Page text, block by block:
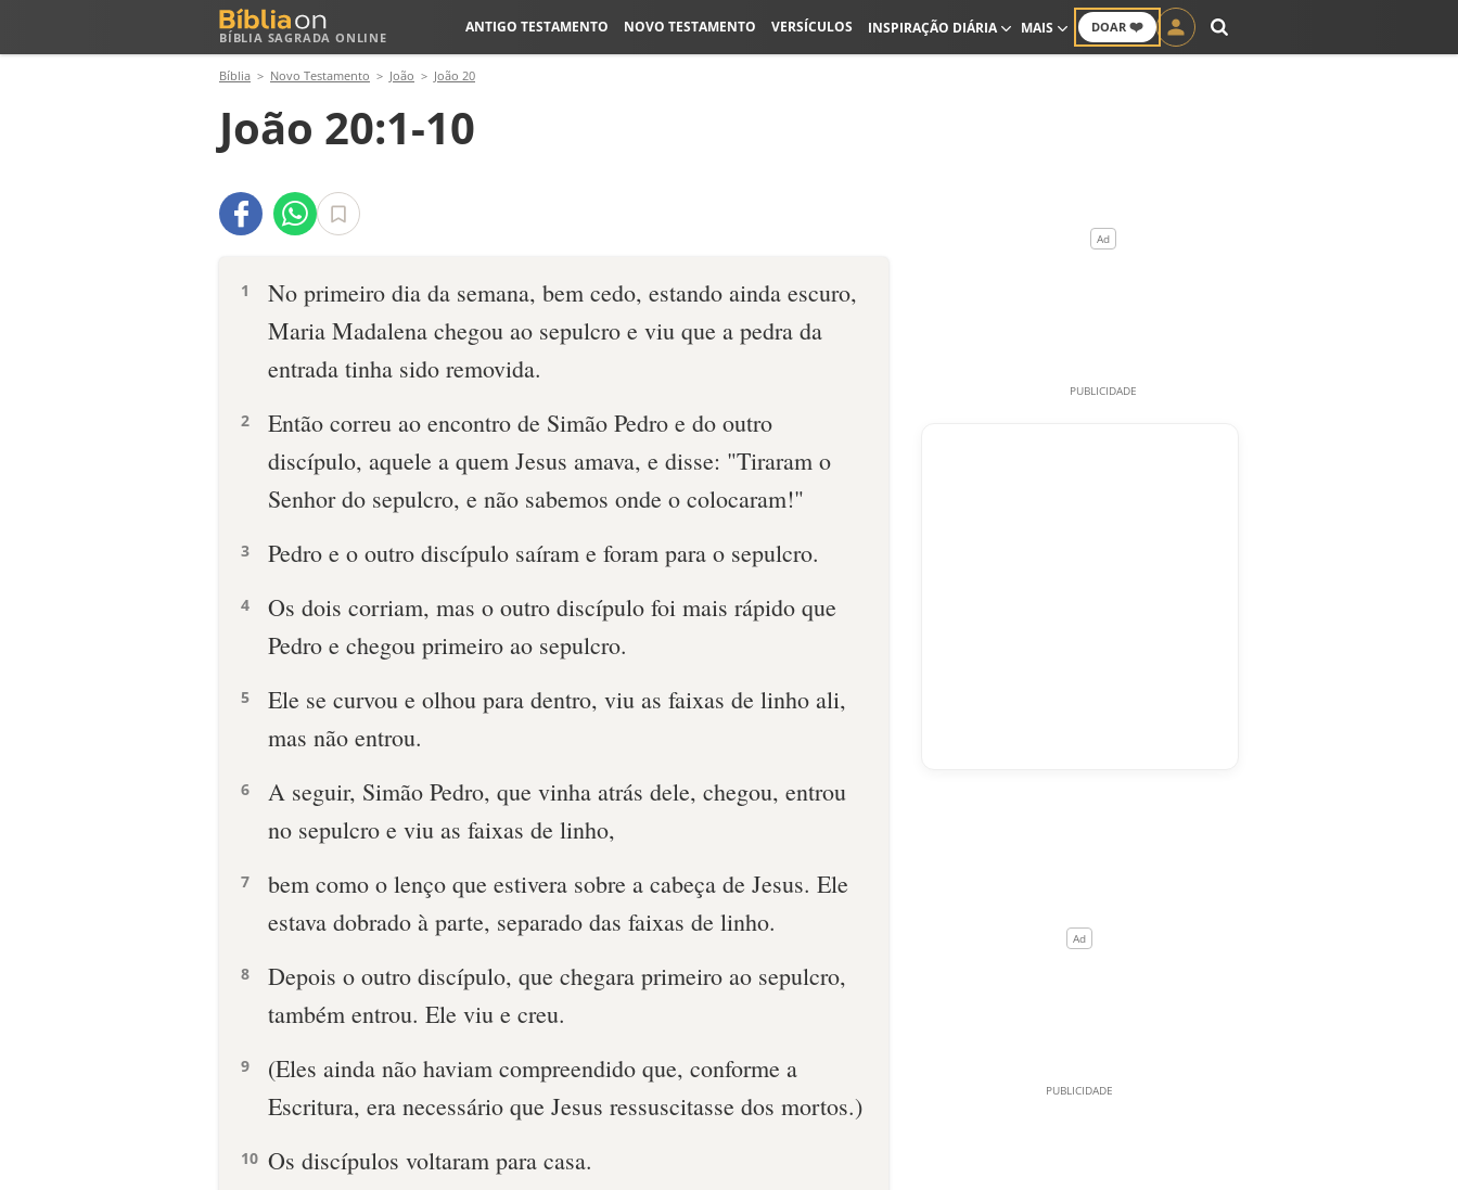
BÍBLIA SAGRADA ONLINE
DOAR ❤️
ANTIGO TESTAMENTO NOVO TESTAMENTO VERSÍCULOS INSPIRAÇÃO DIÁRIA MAIS
Bíblia Novo Testamento João João 20
João 20:1-10
1
No primeiro dia da semana, bem cedo, estando ainda escuro,
Maria Madalena chegou ao sepulcro e viu que a pedra da
entrada tinha sido removida.
2
Então correu ao encontro de Simão Pedro e do outro
discípulo, aquele a quem Jesus amava, e disse: "Tiraram o
Senhor do sepulcro, e não sabemos onde o colocaram!"
3 Pedro e o outro discípulo saíram e foram para o sepulcro.
4
Os dois corriam, mas o outro discípulo foi mais rápido que
Pedro e chegou primeiro ao sepulcro.
5
Ele se curvou e olhou para dentro, viu as faixas de linho ali,
mas não entrou.
6
A seguir, Simão Pedro, que vinha atrás dele, chegou, entrou
no sepulcro e viu as faixas de linho,
7
bem como o lenço que estivera sobre a cabeça de Jesus. Ele
estava dobrado à parte, separado das faixas de linho.
8
Depois o outro discípulo, que chegara primeiro ao sepulcro,
também entrou. Ele viu e creu.
9
(Eles ainda não haviam compreendido que, conforme a
Escritura, era necessário que Jesus ressuscitasse dos mortos.)
10 Os discípulos voltaram para casa.